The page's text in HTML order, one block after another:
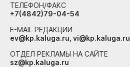
ТЕЛЕФОН/ФАКС
+7(4842)79-04-54
E-MAIL РЕДАКЦИИ
ev@kp.kaluga.ru, vi@kp.kaluga.ru
ОТДЕЛ РЕКЛАМЫ НА САЙТЕ
sz@kp.kaluga.ru